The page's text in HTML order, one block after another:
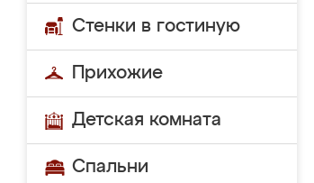
Стенки в гостиную
Прихожие
Детская комната
Спальни